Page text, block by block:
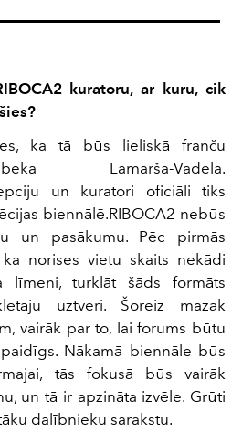
kuratoru, ar kuru, cik
ka tā būs lieliskā franču
Lamarša-Vadela.
un kuratori oficiāli tiks
biennālē.RIBOCA2 nebūs
un pasākumu. Pēc pirmās
ka norises vietu skaits nekādi
līmeni, turklāt šāds formāts
uztveri. Šoreiz mazāk
vairāk par to, lai forums būtu
Nākamā biennāle būs
tās fokusā būs vairāk
un tā ir apzināta izvēle. Grūti
dalībnieku sarakstu.